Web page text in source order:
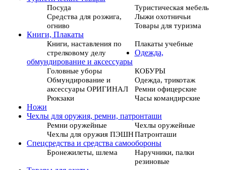
Посуда
Туристическая мебель
Средства для розжига,
огниво
Лыжи охотничьи
Товары для туризма
Книги, Плакаты
Книги, наставления по
стрелковому делу
Плакаты учебные
Одежда,
обмундирование и аксессуары
Головные уборы
КОБУРЫ
Обмундирование и
аксессуары ОРИГИНАЛ
Одежда, трикотаж
Ремни офицерские
Рюкзаки
Часы командирские
Ножи
Чехлы для оружия, ремни, патронташи
Ремни оружейные
Чехлы оружейные
Чехлы для оружия ПЭШНПатронташи
Спецсредства и средства самообороны
Бронежилеты, шлема
Наручники, палки
резиновые